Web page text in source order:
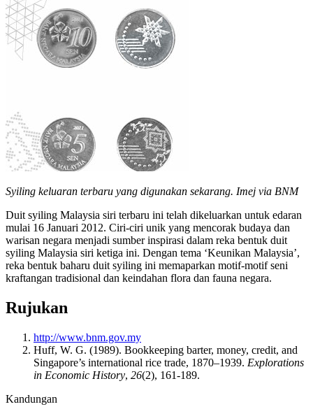
Syiling keluaran terbaru yang digunakan sekarang. Imej via BNM
Duit syiling Malaysia siri terbaru ini telah dikeluarkan untuk edaran
mulai 16 Januari 2012. Ciri-ciri unik yang mencorak budaya dan
warisan negara menjadi sumber inspirasi dalam reka bentuk duit
syiling Malaysia siri ketiga ini. Dengan tema ‘Keunikan Malaysia’,
reka bentuk baharu duit syiling ini memaparkan motif-motif seni
kraftangan tradisional dan keindahan flora dan fauna negara.
Rujukan
http://www.bnm.gov.my
Huff, W. G. (1989). Bookkeeping barter, money, credit, and
Singapore’s international rice trade, 1870–1939. Explorations
in Economic History, 26(2), 161-189.
Kandungan